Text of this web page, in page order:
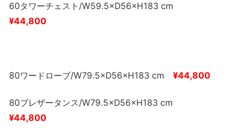
60タワーチェスト/W59.5×D56×H183 cm
¥44,800
80ワードローブ/W79.5×D56×H183 cm ¥44,800
80ブレザータンス/W79.5×D56×H183 cm
¥44,800